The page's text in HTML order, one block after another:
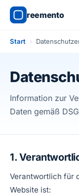
reemento
Start ›
Information zur
Daten gemäß
1.
Verantwortlich für
Website ist: